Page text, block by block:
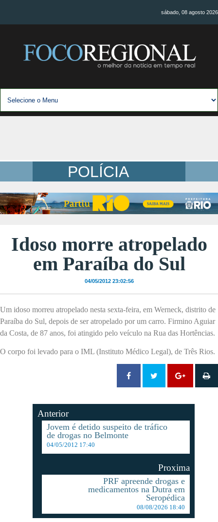
sábado, 08 agosto 2026
POLÍCIA
Idoso morre atropelado
em Paraíba do Sul
04/05/2012 23:02:56
Um idoso morreu atropelado nesta sexta-feira, em Werneck, distrito de
Paraíba do Sul, depois de ser atropelado por um carro. Firmino Aguiar
da Costa, de 87 anos, foi atingido pelo veículo na Rua das Hortências.
O corpo foi levado para o IML (Instituto Médico Legal), de Três Rios.
Anterior
Jovem é detido suspeito de tráfico
de drogas no Belmonte
04/05/2012 17:40
Proxima
PRF apreende drogas e
medicamentos na Dutra em
Seropédica
08/08/2026 18:40